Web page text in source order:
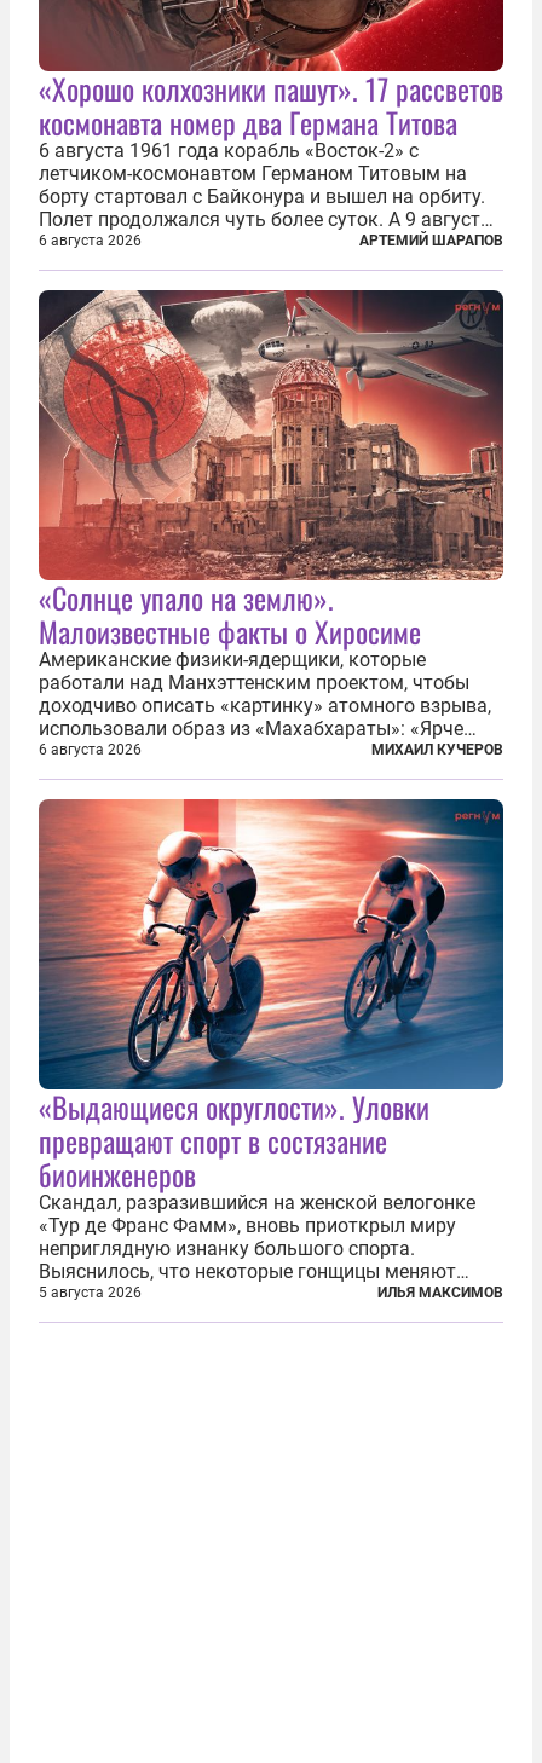
«Хорошо колхозники пашут». 17 рассветов
космонавта номер два Германа Титова
6 августа 1961 года корабль «Восток-2» с
летчиком-космонавтом Германом Титовым на
борту стартовал с Байконура и вышел на орбиту.
Полет продолжался чуть более суток. А 9 августа
второй человек в космосе получил звезду Героя
Советского Союза и орден Ленина. Миссия Титова
зачастую находится несколько...
6 августа 2026 АРТЕМИЙ ШАРАПОВ
«Солнце упало на землю».
Малоизвестные факты о Хиросиме
Американские физики-ядерщики, которые
работали над Манхэттенским проектом, чтобы
доходчиво описать «картинку» атомного взрыва,
использовали образ из «Махабхараты»: «Ярче
тысячи солнц пылало это пламя». Не все жители
японских городов Хиросимы и Нагасаки, на
которых США в августе 1945 года поставили...
6 августа 2026 МИХАИЛ КУЧЕРОВ
«Выдающиеся округлости». Уловки
превращают спорт в состязание
биоинженеров
Скандал, разразившийся на женской велогонке
«Тур де Франс Фамм», вновь приоткрыл миру
неприглядную изнанку большого спорта.
Выяснилось, что некоторые гонщицы меняют
размер груди ради улучшения аэродинамики. За
фасадом труда, мастерства, упорства и
5 августа 2026 ИЛЬЯ МАКСИМОВ